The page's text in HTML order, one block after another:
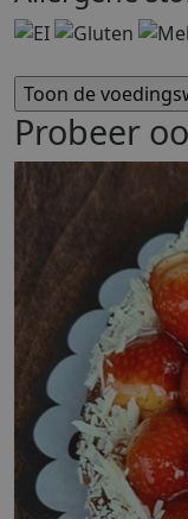
Probeer